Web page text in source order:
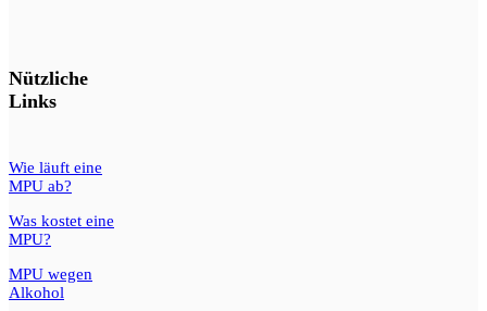
Nützliche
Links
Wie läuft eine
MPU ab?
Was kostet eine
MPU?
MPU wegen
Alkohol